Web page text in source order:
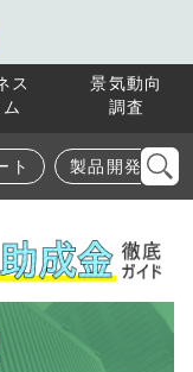
ス
景気動向
調査
ト 製品開発